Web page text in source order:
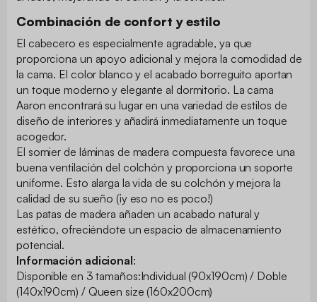
Combinación de confort y estilo
El cabecero es especialmente agradable, ya que
proporciona un apoyo adicional y mejora la comodidad de
la cama. El color blanco y el acabado borreguito aportan
un toque moderno y elegante al dormitorio. La cama
Aaron encontrará su lugar en una variedad de estilos de
diseño de interiores y añadirá inmediatamente un toque
acogedor.
El somier de láminas de madera compuesta favorece una
buena ventilación del colchón y proporciona un soporte
uniforme. Esto alarga la vida de su colchón y mejora la
calidad de su sueño (¡y eso no es poco!)
Las patas de madera añaden un acabado natural y
estético, ofreciéndote un espacio de almacenamiento
potencial.
Información adicional:
Disponible en 3 tamaños:Individual (90x190cm) / Doble
(140x190cm) / Queen size (160x200cm)